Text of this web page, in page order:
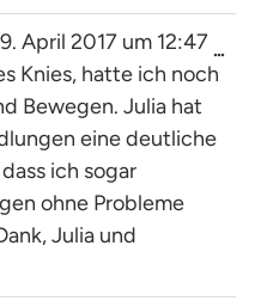
April 2017 um 12:47
Knies, hatte ich noch
Bewegen. Julia hat
eine deutliche
ich sogar
ohne Probleme
Julia und
...